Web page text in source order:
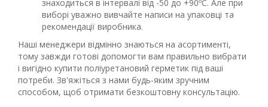
знаходиться в інтервалі від -50 до +90ºС. Але при
виборі уважно вивчайте написи на упаковці та
рекомендації виробника.
Наші менеджери відмінно знаються на асортименті,
тому завжди готові допомогти вам правильно вибрати
і вигідно купити поліуретановий герметик під ваші
потреби. Зв'яжіться з нами будь-яким зручним
способом, щоб отримати безкоштовну консультацію.